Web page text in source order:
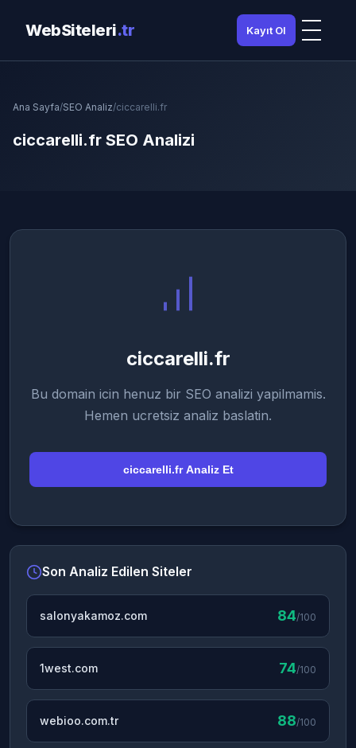
WebSiteleri.tr Kayıt Ol
Ana Sayfa/SEO Analiz/ciccarelli.fr
ciccarelli.fr SEO Analizi
ciccarelli.fr
Bu domain icin henuz bir SEO analizi yapilmamis.
Hemen ucretsiz analiz baslatin.
ciccarelli.fr Analiz Et
Son Analiz Edilen Siteler
salonyakamoz.com 84/100
1west.com 74/100
webioo.com.tr 88/100